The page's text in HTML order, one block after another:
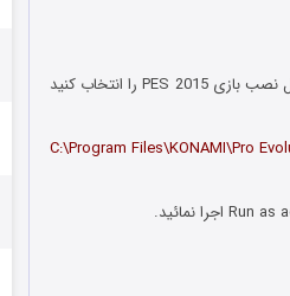
1. پس از دانلود پچ و اکسترکت کردن آن، فایل PTE Patch 3.0 را اجرا کرده سپس محل نصب بازی PES 2015 را انتخاب کنید
C:\Program Files\KONAMI\Pro